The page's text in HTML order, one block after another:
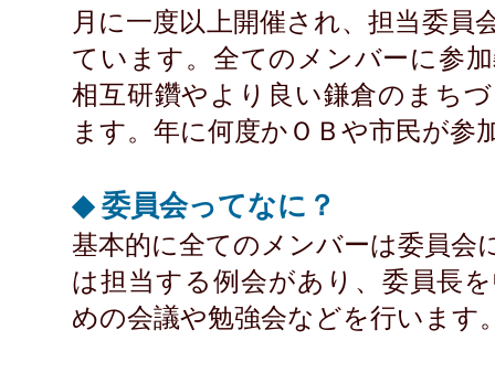
月に一度以上開催され、担当委員
ています。全てのメンバーに参
相互研鑽やより良い鎌倉のまち
ます。年に何度かＯＢや市民が参
◆ 委員会ってなに？
基本的に全てのメンバーは委員会
は担当する例会があり、委員長
めの会議や勉強会などを行います